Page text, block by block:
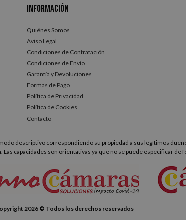
Información
Quiénes Somos
Aviso Legal
Condiciones de Contratación
Condiciones de Envío
Garantía y Devoluciones
Formas de Pago
Política de Privacidad
Política de Cookies
Contacto
descriptivo correspondiendo su propiedad a sus legítimos
capacidades son orientativas ya que no se puede especificar de
2026 © Todos los derechos reservados